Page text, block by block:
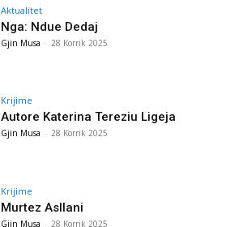
Aktualitet
Nga: Ndue Dedaj
Gjin Musa - 28 Korrik 2025
Krijime
Autore Katerina Tereziu Ligeja
Gjin Musa - 28 Korrik 2025
Krijime
Murtez Asllani
Gjin Musa - 28 Korrik 2025